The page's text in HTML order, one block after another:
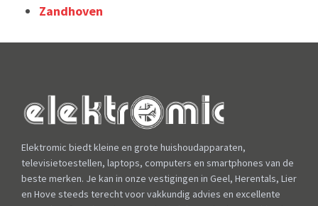
Zandhoven
Elektromic biedt kleine en grote huishoudapparaten,
televisietoestellen, laptops, computers en smartphones van de
beste merken. Je kan in onze vestigingen in Geel, Herentals, Lier
en Hove steeds terecht voor vakkundig advies en excellente